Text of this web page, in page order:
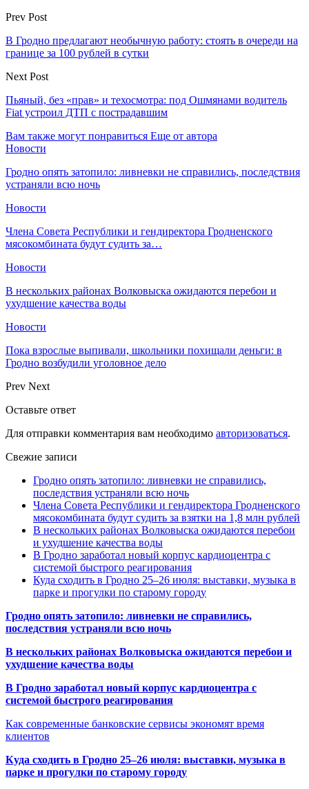
Prev Post
В Гродно предлагают необычную работу: стоять в очереди на
границе за 100 рублей в сутки
Next Post
Пьяный, без «прав» и техосмотра: под Ошмянами водитель
Fiat устроил ДТП с пострадавшим
Вам также могут понравиться Еще от автора
Новости
Гродно опять затопило: ливневки не справились, последствия
устраняли всю ночь
Новости
Члена Совета Республики и гендиректора Гродненского
мясокомбината будут судить за…
Новости
В нескольких районах Волковыска ожидаются перебои и
ухудшение качества воды
Новости
Пока взрослые выпивали, школьники похищали деньги: в
Гродно возбудили уголовное дело
Prev Next
Оставьте ответ
Для отправки комментария вам необходимо авторизоваться.
Свежие записи
Гродно опять затопило: ливневки не справились,
последствия устраняли всю ночь
Члена Совета Республики и гендиректора Гродненского
мясокомбината будут судить за взятки на 1,8 млн рублей
В нескольких районах Волковыска ожидаются перебои
и ухудшение качества воды
В Гродно заработал новый корпус кардиоцентра с
системой быстрого реагирования
Куда сходить в Гродно 25–26 июля: выставки, музыка в
парке и прогулки по старому городу
Гродно опять затопило: ливневки не справились,
последствия устраняли всю ночь
В нескольких районах Волковыска ожидаются перебои и
ухудшение качества воды
В Гродно заработал новый корпус кардиоцентра с
системой быстрого реагирования
Как современные банковские сервисы экономят время
клиентов
Куда сходить в Гродно 25–26 июля: выставки, музыка в
парке и прогулки по старому городу